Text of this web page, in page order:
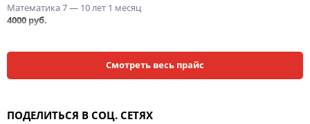
Математика 7 — 10 лет 1 месяц
4000 руб.
Смотреть весь прайс
ПОДЕЛИТЬСЯ В СОЦ. СЕТЯХ